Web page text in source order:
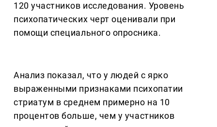
120 участников исследования. Уровень
психопатических черт оценивали при
помощи специального опросника.
Анализ показал, что у людей с ярко
выраженными признаками психопатии
стриатум в среднем примерно на 10
процентов больше, чем у участников